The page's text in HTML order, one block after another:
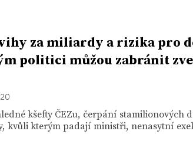
za miliardy a rizika pro
politici můžou zabránit
kšefty ČEZu, čerpání stamilionových
kvůli kterým padají ministři, nenasytní